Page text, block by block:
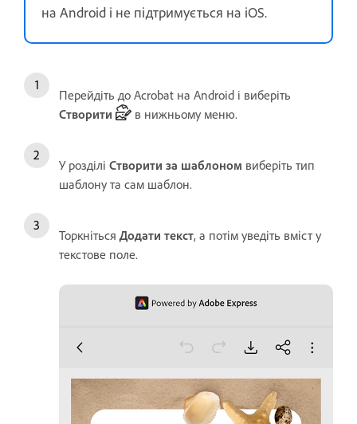
на Android і не підтримується на iOS.
Перейдіть до Acrobat на Android і виберіть
Створити
в нижньому меню.
У розділі Створити за шаблоном виберіть тип
шаблону та сам шаблон.
ТоркнітьсяДодати текст, а потім уведіть вміст у
текстове поле.